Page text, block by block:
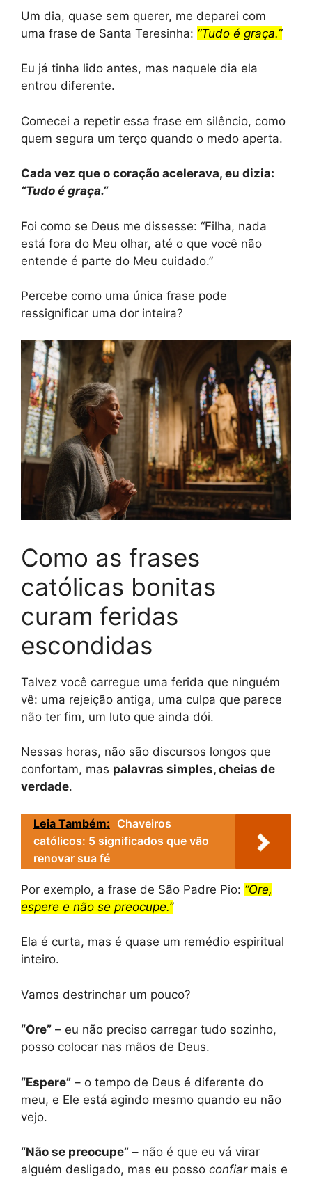
Um dia, quase sem querer, me deparei com
uma frase de Santa Teresinha: “Tudo é graça.”
Eu já tinha lido antes, mas naquele dia ela
entrou diferente.
Comecei a repetir essa frase em silêncio, como
quem segura um terço quando o medo aperta.
Cada vez que o coração acelerava, eu dizia:
“Tudo é graça.”
Foi como se Deus me dissesse: “Filha, nada
está fora do Meu olhar, até o que você não
entende é parte do Meu cuidado.”
Percebe como uma única frase pode
ressignificar uma dor inteira?
Como as frases
católicas bonitas
curam feridas
escondidas
Talvez você carregue uma ferida que ninguém
vê: uma rejeição antiga, uma culpa que parece
não ter fim, um luto que ainda dói.
Nessas horas, não são discursos longos que
confortam, mas palavras simples, cheias de
verdade.
Leia Também: Chaveiros
católicos: 5 significados que vão
renovar sua fé
Por exemplo, a frase de São Padre Pio: “Ore,
espere e não se preocupe.”
Ela é curta, mas é quase um remédio espiritual
inteiro.
Vamos destrinchar um pouco?
“Ore” – eu não preciso carregar tudo sozinho,
posso colocar nas mãos de Deus.
“Espere” – o tempo de Deus é diferente do
meu, e Ele está agindo mesmo quando eu não
vejo.
“Não se preocupe” – não é que eu vá virar
alguém desligado, mas eu posso confiarmais e